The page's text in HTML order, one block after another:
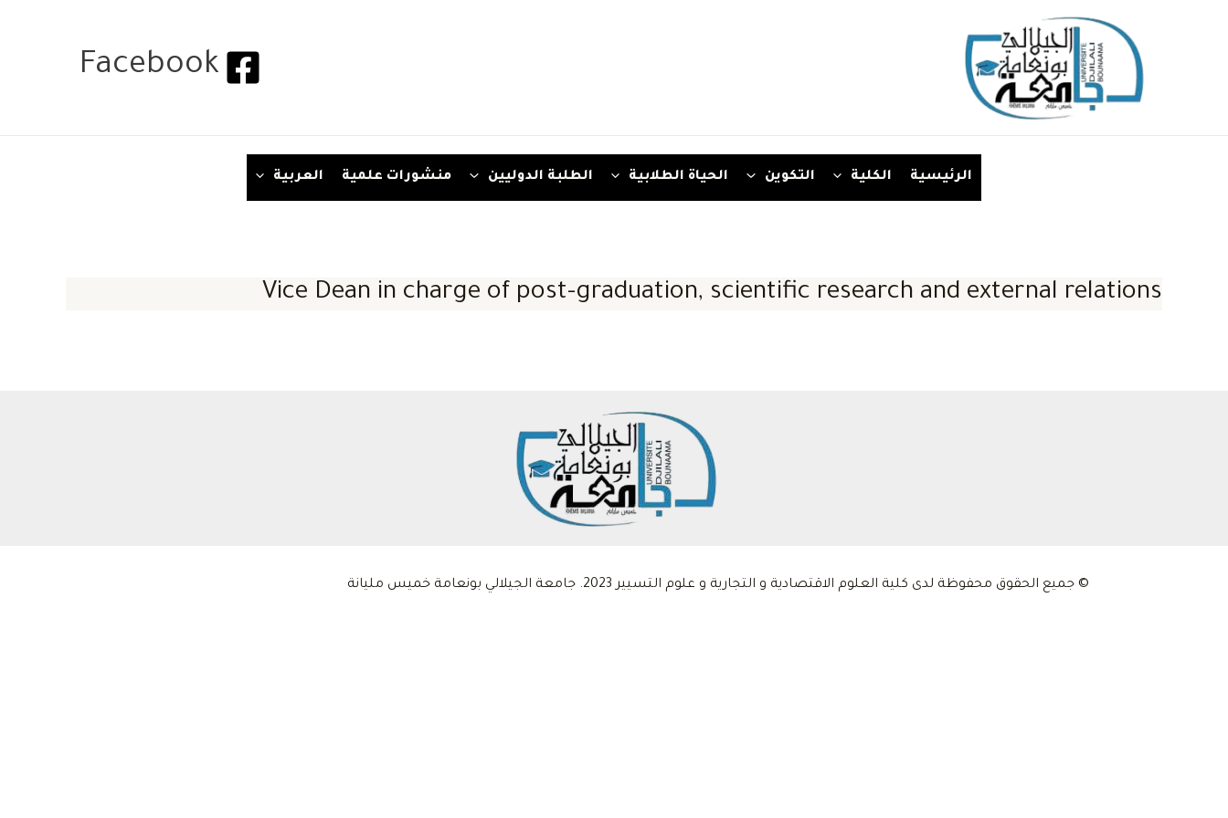
Facebook
الرئيسية الكلية التكوين الحياة الطلابية الطلبة الدوليين منشورات علمية العربية
Vice Dean in charge of post-graduation, scientific research and external relations
© جميع الحقوق محفوظة لدى كلية العلوم الاقتصادية و التجارية و علوم التسيير 2023. جامعة الجيلالي بونعامة خميس مليانة